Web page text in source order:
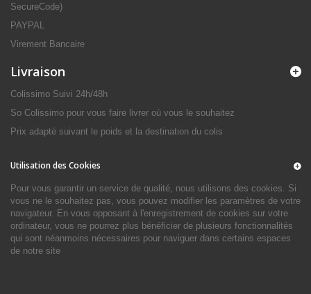
SecureCode)
PAYPAL
Virement Bancaire
Livraison
Colissimo Suivi 24h/48h
So Colissimo pour vous faire livrer où vous le souhaitez
Prix adapté suivant le poids et la destination du colis
Utilisation des Cookies
Pour vous garantir un service de qualité, nous utilisons des cookies. Si
vous ne le souhaitez pas, vous pouvez modifier les paramètres de votre
navigateur. En vous opposant à l'enregistrement de cookies sur votre
ordinateur, vous ne pourrez plus bénéficier de plusieurs fonctionnalités
qui sont néanmoins nécessaires pour naviguer dans certains espaces
de notre site